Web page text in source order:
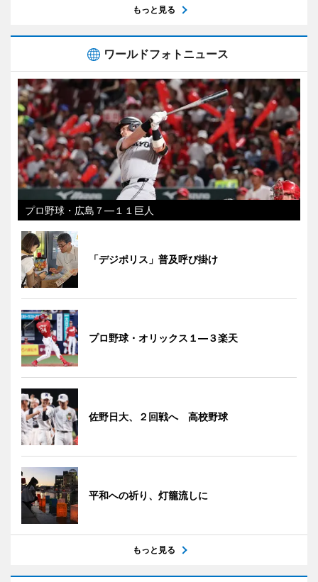
もっと見る
ワールドフォトニュース
プロ野球・広島７―１１巨人
「デジポリス」普及呼び掛け
プロ野球・オリックス１―３楽天
佐野日大、２回戦へ 高校野球
平和への祈り、灯籠流しに
もっと見る